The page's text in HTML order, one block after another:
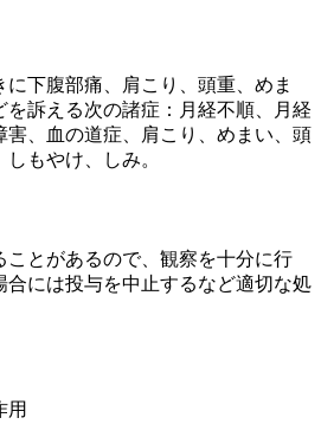
下腹部痛、肩こり、頭重、めま
を訴える次の諸症：月経不順、月経
害、血の道症、肩こり、めまい、頭
もやけ、しみ。
ことがあるので、観察を十分に行
合には投与を中止するなど適切な処
用